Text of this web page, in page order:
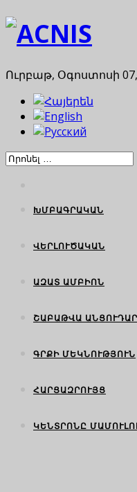
Ուրբաթ, Օգոստոսի 07,
ԽՄԲԱԳՐԱԿԱՆ
ՎԵՐԼՈՒԾԱԿԱՆ
ԱԶԱՏ ԱՄԲԻՈՆ
ՇԱԲԱԹՎԱ
ԳՐՔԻ ՄԵԿՆՈՒԹՅՈՒՆ
ՀԱՐՑԱԶՐՈՒՅՑ
ԿԵՆՏՐՈՆԸ